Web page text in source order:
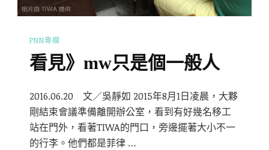
PNN專欄
看見》mw只是個一般人
2016.06.20 文／吳靜如 2015年8月1日凌晨，大夥
剛結束會議準備離開辦公室，看到有好幾名移工
站在門外，看著TIWA的門口，旁邊擺著大小不一
的行李。他們都是菲律 …